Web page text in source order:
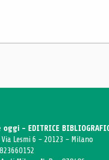
- EDITRICE
Via Lesmi 6 - 20123 - Milano